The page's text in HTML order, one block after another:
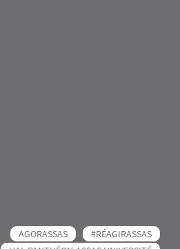
AGORASSAS
#RÉAGIRASSAS